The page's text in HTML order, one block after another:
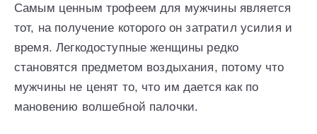
Самым ценным трофеем для мужчины является
тот, на получение которого он затратил усилия и
время. Легкодоступные женщины редко
становятся предметом воздыхания, потому что
мужчины не ценят то, что им дается как по
мановению волшебной палочки.